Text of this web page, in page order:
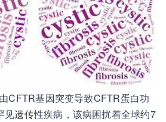
CFTR基因突变导致CFTR蛋白功
见遗传性疾病，该病困扰着全球约7